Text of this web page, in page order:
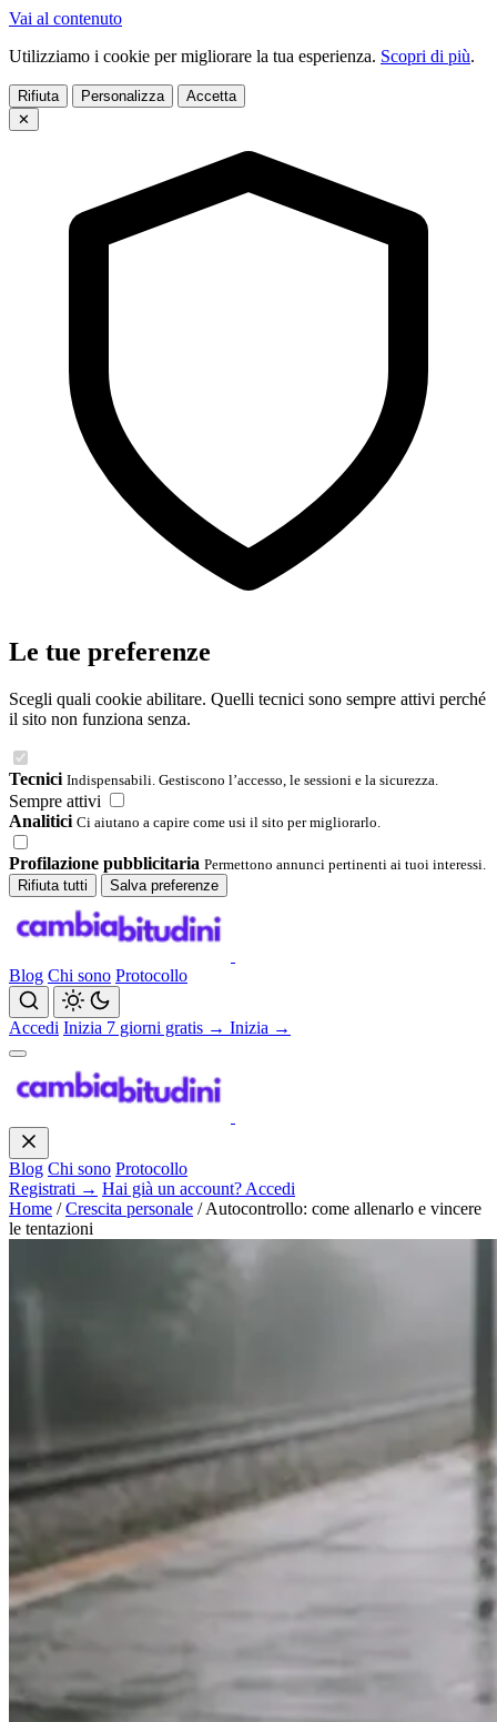
Vai al contenuto
Utilizziamo i cookie per migliorare la tua esperienza. Scopri di più.
Rifiuta Personalizza
Accetta
✕
Le tue preferenze
Scegli quali cookie abilitare. Quelli tecnici sono sempre attivi perché
il sito non funziona senza.
Tecnici Indispensabili. Gestiscono l’accesso, le sessioni e la sicurezza.
Sempre attivi
Analitici Ci aiutano a capire come usi il sito per migliorarlo.
Profilazione pubblicitaria Permettono annunci pertinenti ai tuoi interessi.
Rifiuta tutti
Salva preferenze
Blog Chi sono Protocollo
Accedi Inizia 7 giorni gratis → Inizia →
Blog Chi sono Protocollo
Registrati → Hai già un account? Accedi
Home / Crescita personale / Autocontrollo: come allenarlo e vincere
le tentazioni